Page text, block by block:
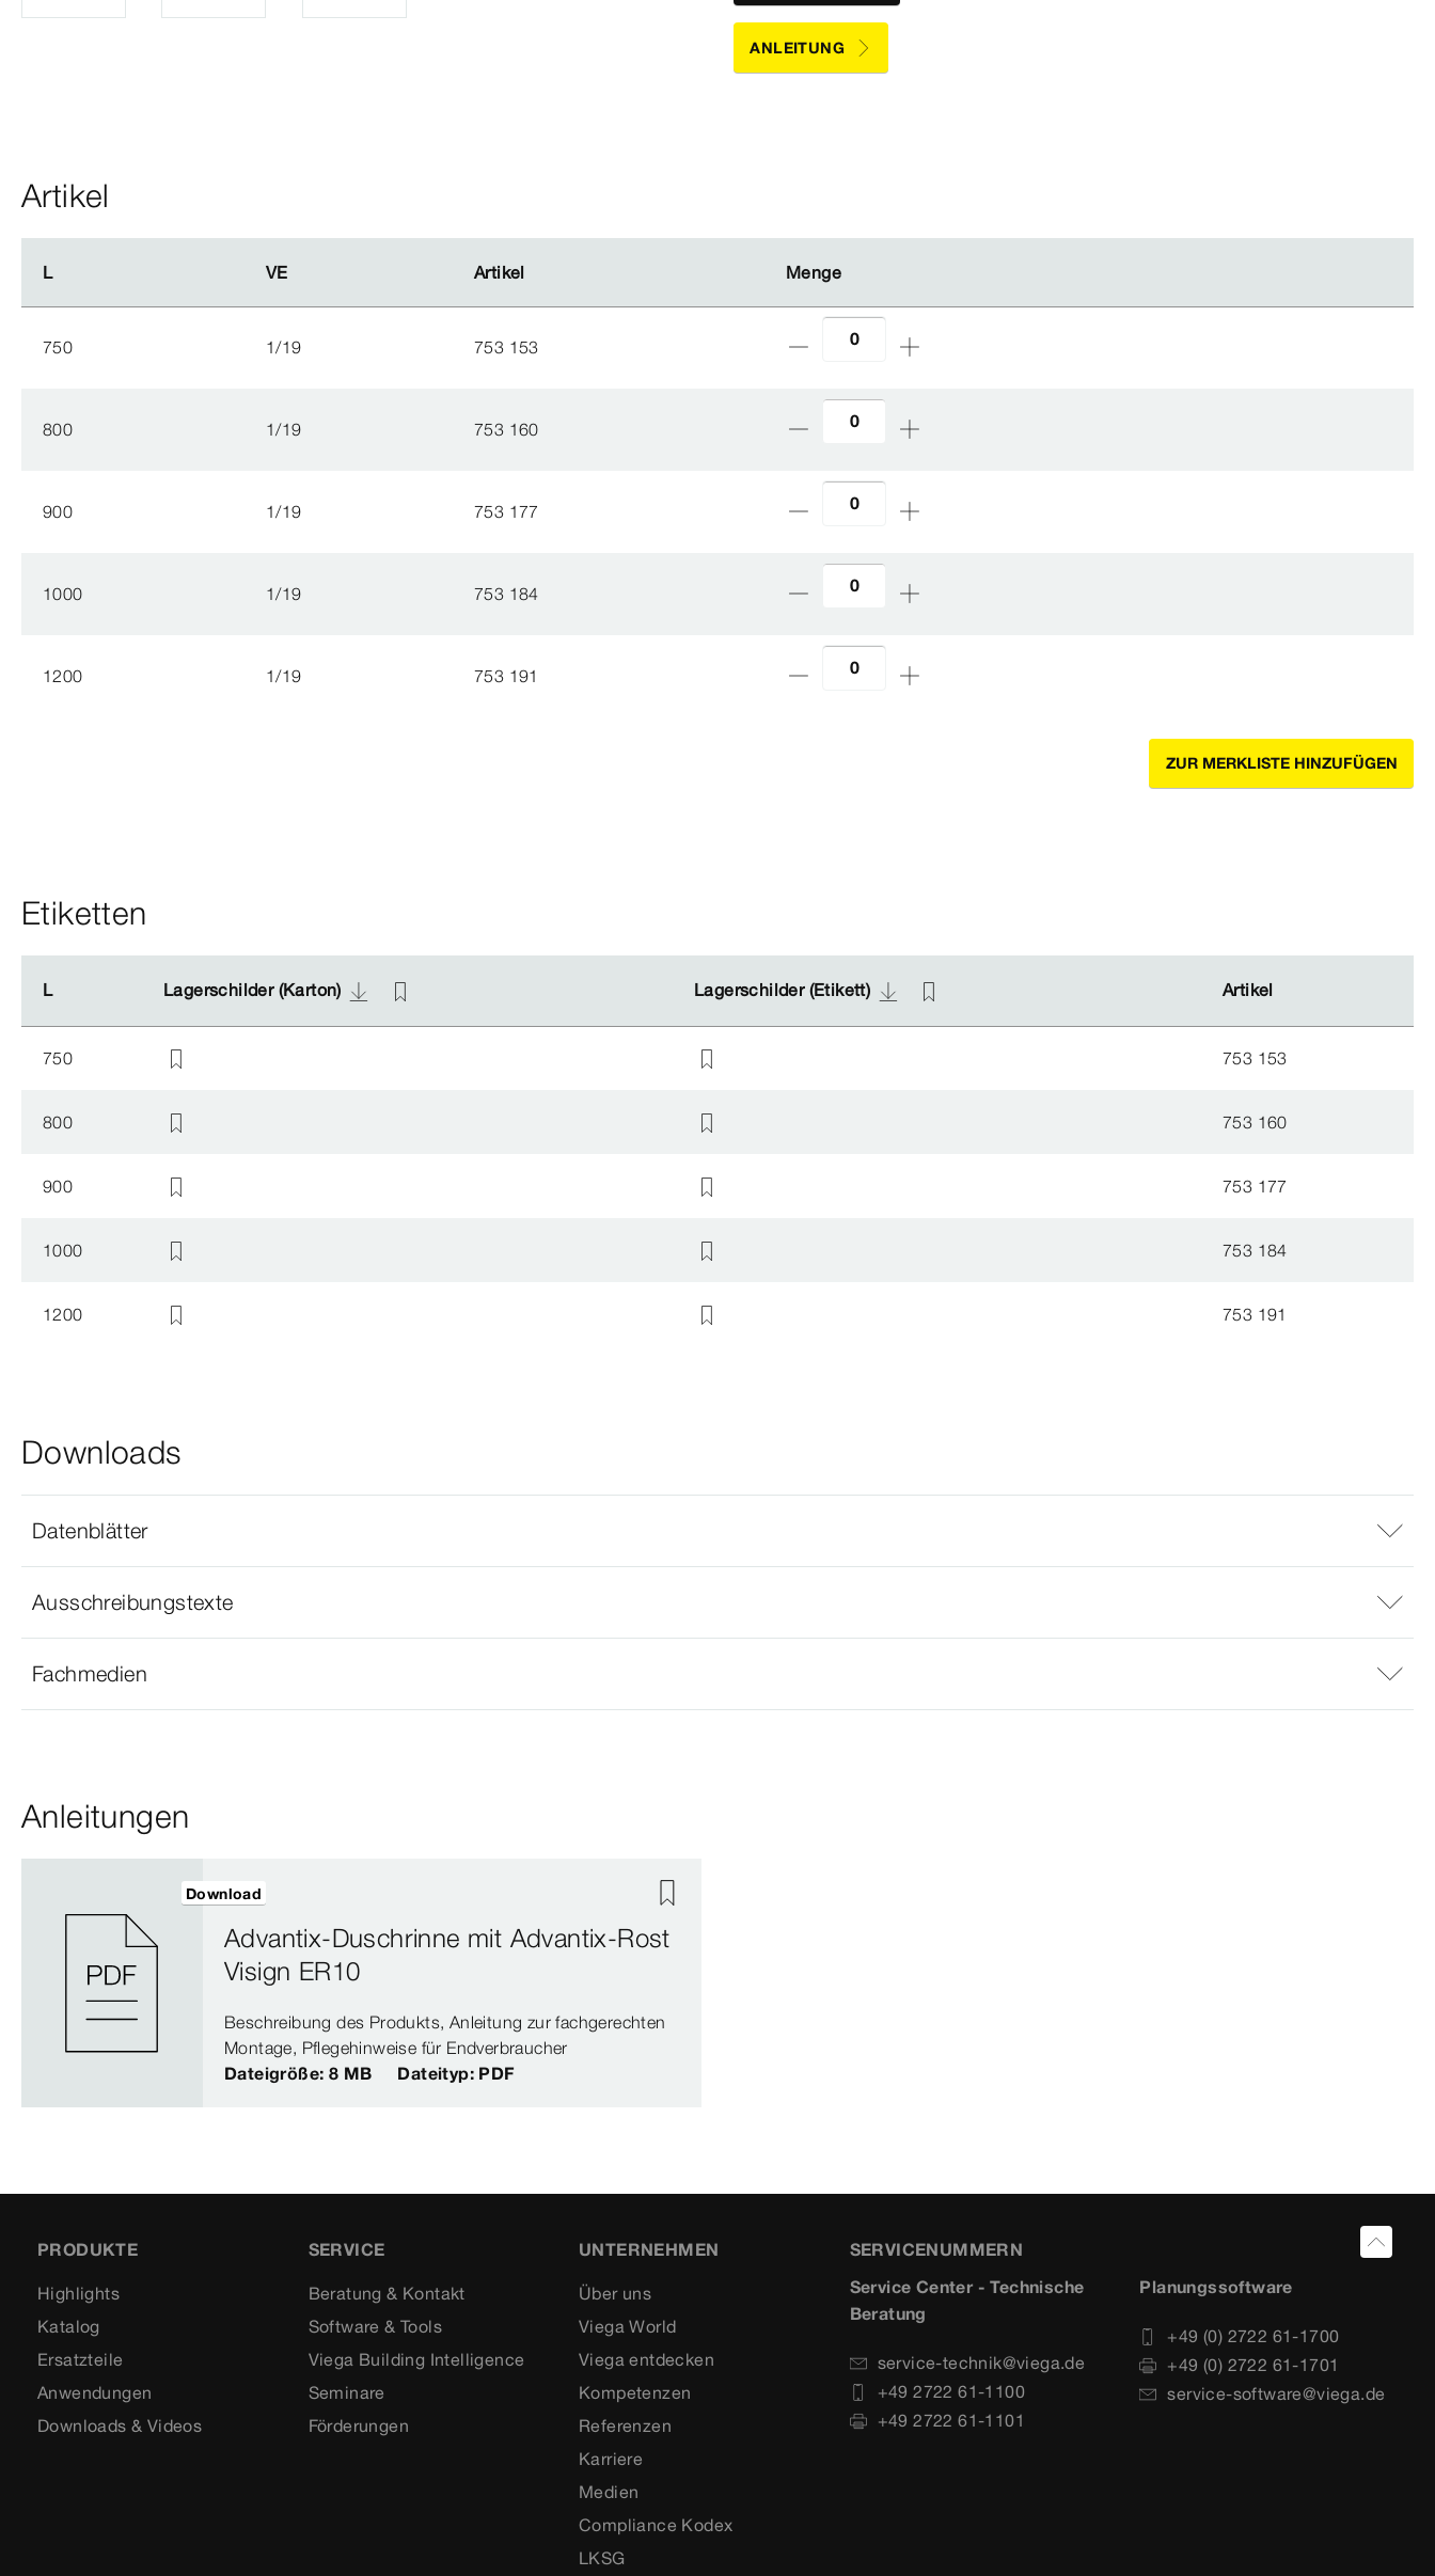
ANLEITUNG
Artikel
L VE Artikel Menge
L VE Artikel Menge
750 1/19 753 153
800 1/19 753 160
900 1/19 753 177
1000 1/19 753 184
1200 1/19 753 191
ZUR MERKLISTE HINZUFÜGEN
Etiketten
L Lagerschilder (Karton) Lagerschilder (Etikett) Artikel
L Lagerschilder (Karton) Lagerschilder (Etikett) Artikel
750 753 153
800 753 160
900 753 177
1000 753 184
1200 753 191
Downloads
Datenblätter
Ausschreibungstexte
Fachmedien
Anleitungen
Advantix-Duschrinne mit Advantix-Rost
Visign ER10
Beschreibung des Produkts, Anleitung zur fachgerechten
Montage, Pflegehinweise für Endverbraucher
Dateigröße: 8 MB
Dateityp: PDF
Download
PRODUKTE
Highlights
Katalog
Ersatzteile
Anwendungen
Downloads & Videos
SERVICE
Beratung & Kontakt
Software & Tools
Viega Building Intelligence
Seminare
Förderungen
UNTERNEHMEN
Über uns
Viega World
Viega entdecken
Kompetenzen
Referenzen
Karriere
Medien
Compliance Kodex
LKSG
SERVICENUMMERN
Service Center - Technische
Beratung
service-technik@viega.de
+49 2722 61-1100
+49 2722 61-1101
Planungssoftware
+49 (0) 2722 61-1700
+49 (0) 2722 61-1701
service-software@viega.de